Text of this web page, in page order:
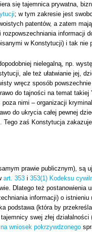
się tajemnica prywatna,
; w tym zakresie jest
patentów, a zatem
informacji
w Konstytucji) i tak nie
nielegalną, np.
ale też ułatwianie jej,
wręcz sposób
do tajności na temat
nimi – organizacji
do ukrycia całej pewnej
Tego zaś Konstytucja
prawie publicznym), są
art. 353 i 353(1) Kodeksu
Dlatego też postanowienia
informacji) o
podstawa (która by
swej złej
wniosek pokrzywdzonego